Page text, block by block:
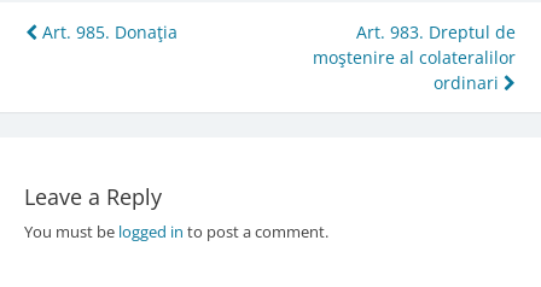
Post
Art. 985. Donaţia
Art. 983. Dreptul de
moştenire al colateralilor
ordinari
Leave a Reply
You must be logged in to post a comment.